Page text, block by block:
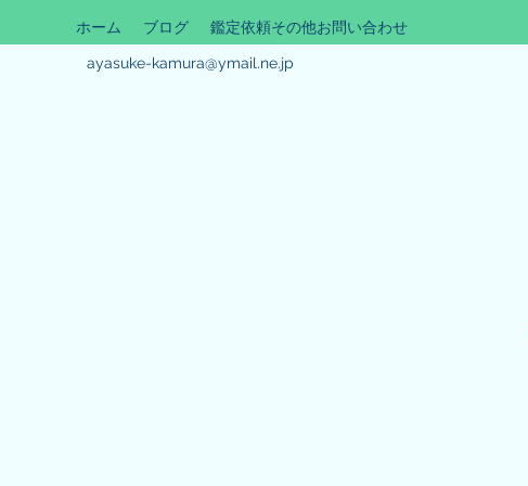
ホーム ブログ 鑑定依頼その他お問い合わせ
ayasuke-kamura@ymail.ne.jp